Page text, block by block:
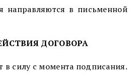
направляются в письменной
ДОГОВОРА
в силу с момента подписания.